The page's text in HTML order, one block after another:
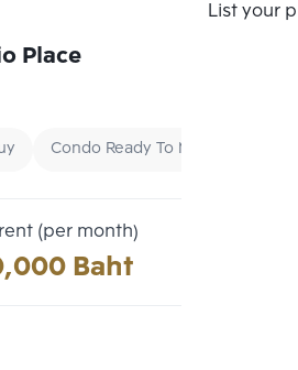
List your
Place
Condo Ready To Move
(per month)
Baht